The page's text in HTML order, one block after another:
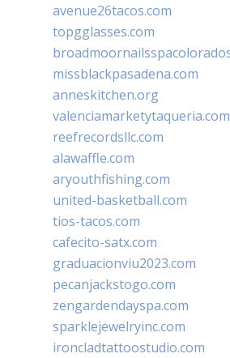
avenue26tacos.com
topgglasses.com
missblackpasadena.com
anneskitchen.org
valenciamarketytaqueria.com
reefrecordsllc.com
alawaffle.com
aryouthfishing.com
united-basketball.com
tios-tacos.com
cafecito-satx.com
graduacionviu2023.com
pecanjackstogo.com
zengardendayspa.com
sparklejewelryinc.com
ironcladtattoostudio.com